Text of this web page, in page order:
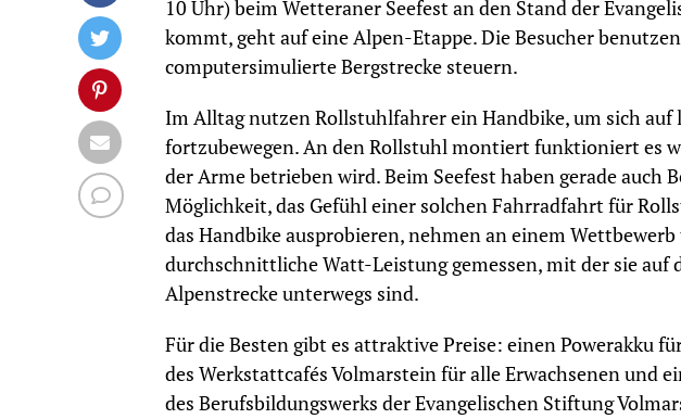
10 Uhr) beim Wetteraner Seefest an den Stand der
kommt, geht auf eine Alpen-Etappe. Die Besucher
computersimulierte Bergstrecke steuern.
Im Alltag nutzen Rollstuhlfahrer ein Handbike, um sich auf
fortzubewegen. An den Rollstuhl montiert funktioniert es
der Arme betrieben wird. Beim Seefest haben gerade auch
Möglichkeit, das Gefühl einer solchen Fahrradfahrt für
das Handbike ausprobieren, nehmen an einem
durchschnittliche Watt-Leistung gemessen, mit der sie auf
Alpenstrecke unterwegs sind.
Für die Besten gibt es attraktive Preise: einen Powerakku
des Werkstattcafés Volmarstein für alle Erwachsenen und
des Berufsbildungswerks der Evangelischen Stiftung